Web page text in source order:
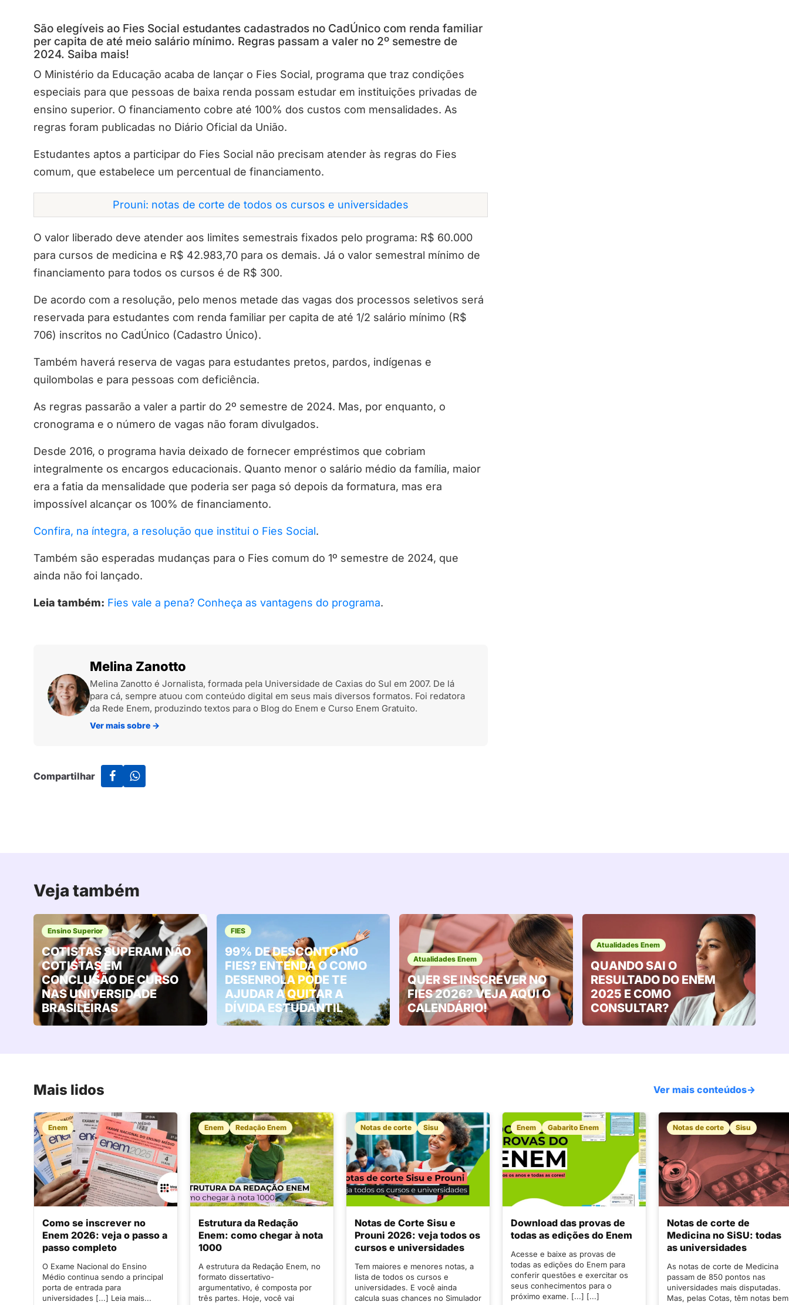
São elegíveis ao Fies Social estudantes cadastrados no CadÚnico com renda familiar
per capita de até meio salário mínimo. Regras passam a valer no 2º semestre de
2024. Saiba mais!
O Ministério da Educação acaba de lançar o Fies Social, programa que traz condições
especiais para que pessoas de baixa renda possam estudar em instituições privadas de
ensino superior. O financiamento cobre até 100% dos custos com mensalidades. As
regras foram publicadas no Diário Oficial da União.
Estudantes aptos a participar do Fies Social não precisam atender às regras do Fies
comum, que estabelece um percentual de financiamento.
Prouni: notas de corte de todos os cursos e universidades
O valor liberado deve atender aos limites semestrais fixados pelo programa: R$ 60.000
para cursos de medicina e R$ 42.983,70 para os demais. Já o valor semestral mínimo de
financiamento para todos os cursos é de R$ 300.
De acordo com a resolução, pelo menos metade das vagas dos processos seletivos será
reservada para estudantes com renda familiar per capita de até 1/2 salário mínimo (R$
706) inscritos no CadÚnico (Cadastro Único).
Também haverá reserva de vagas para estudantes pretos, pardos, indígenas e
quilombolas e para pessoas com deficiência.
As regras passarão a valer a partir do 2º semestre de 2024. Mas, por enquanto, o
cronograma e o número de vagas não foram divulgados.
Desde 2016, o programa havia deixado de fornecer empréstimos que cobriam
integralmente os encargos educacionais. Quanto menor o salário médio da família, maior
era a fatia da mensalidade que poderia ser paga só depois da formatura, mas era
impossível alcançar os 100% de financiamento.
Confira, na íntegra, a resolução que institui o Fies Social.
Também são esperadas mudanças para o Fies comum do 1º semestre de 2024, que
ainda não foi lançado.
Leia também: Fies vale a pena? Conheça as vantagens do programa.
Melina Zanotto
Melina Zanotto é Jornalista, formada pela Universidade de Caxias do Sul em 2007. De lá
para cá, sempre atuou com conteúdo digital em seus mais diversos formatos. Foi redatora
da Rede Enem, produzindo textos para o Blog do Enem e Curso Enem Gratuito.
Ver mais sobre →
Compartilhar
Veja também
Ensino Superior
COTISTAS SUPERAM NÃO
COTISTAS EM
CONCLUSÃO DE CURSO
NAS UNIVERSIDADE
BRASILEIRAS
FIES
99% DE DESCONTO NO
FIES? ENTENDA O COMO
DESENROLA PODE TE
AJUDAR A QUITAR A
DÍVIDA ESTUDANTIL
Atualidades Enem
QUER SE INSCREVER NO
FIES 2026? VEJA AQUI O
CALENDÁRIO!
Atualidades Enem
QUANDO SAI O
RESULTADO DO ENEM
2025 E COMO
CONSULTAR?
Mais lidos Ver mais conteúdos→
Enem
Como se inscrever no
Enem 2026: veja o passo a
passo completo
O Exame Nacional do Ensino
Médio continua sendo a principal
porta de entrada para
universidades [...] Leia mais...
Enem Redação Enem
Estrutura da Redação
Enem: como chegar à nota
1000
A estrutura da Redação Enem, no
formato dissertativo-
argumentativo, é composta por
três partes. Hoje, você vai
Notas de corte Sisu
Notas de Corte Sisu e
Prouni 2026: veja todos os
cursos e universidades
Tem maiores e menores notas, a
lista de todos os cursos e
universidades. E você ainda
calcula suas chances no Simulador
Enem Gabarito Enem
Download das provas de
todas as edições do Enem
Acesse e baixe as provas de
todas as edições do Enem para
conferir questões e exercitar os
seus conhecimentos para o
próximo exame. [...] [...]
Notas de corte Sisu
Notas de corte de
Medicina no SiSU: todas
as universidades
As notas de corte de Medicina
passam de 850 pontos nas
universidades mais disputadas.
Mas, pelas Cotas, têm notas bem